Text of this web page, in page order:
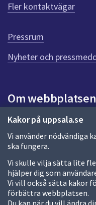
Kakor på uppsala.se
Vi använder nödvändiga
ska fungera.
Vi skulle vilja sätta lite
hjälper dig som
Vi vill också sätta kakor
förbättra webbplatsen.
Du kan när du vill ändra
r
e
n
n
a
d
a
Fler kontaktvägar
Pressrum
Nyheter och
Om webbplatsen
Om webbplatsen
Allmänna handlingar
Behandling av
Kakor
Språk (other languages)